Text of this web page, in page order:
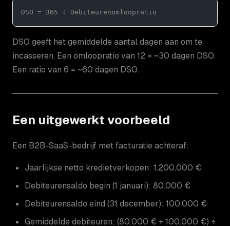
DSO = 365 ÷ Debiteurenomloopratio
DSO geeft het gemiddelde aantal dagen aan om te
incasseren. Een omloopratio van 12 = ~30 dagen DSO.
Een ratio van 6 = ~60 dagen DSO.
Een uitgewerkt voorbeeld
Een B2B-SaaS-bedrijf met facturatie achteraf:
Jaarlijkse netto kredietverkopen: 1.200.000 €
Debiteurensaldo begin (1 januari): 80.000 €
Debiteurensaldo eind (31 december): 100.000 €
Gemiddelde debiteuren: (80.000 € + 100.000 €) ÷